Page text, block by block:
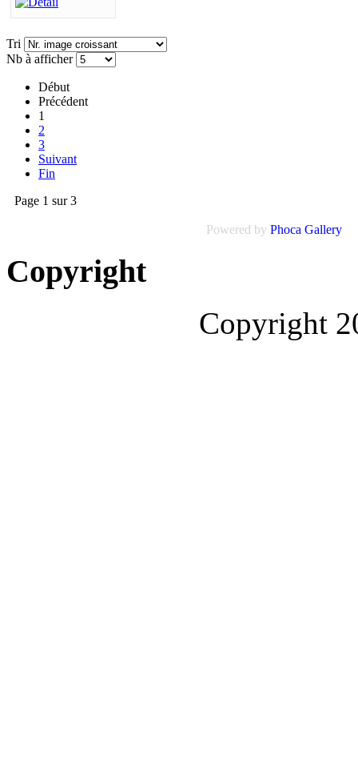
Tri
Nb à afficher
Début
Précédent
1
2
3
Suivant
Fin
Page 1 sur 3
Powered by Phoca Gallery
Copyright
Copyright